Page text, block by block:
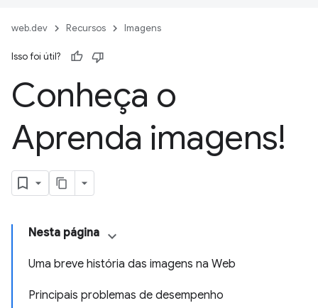
web.dev Recursos Imagens
Isso foi útil?
Conheça o
Aprenda imagens!
Nesta página
Uma breve história das imagens na Web
Principais problemas de desempenho